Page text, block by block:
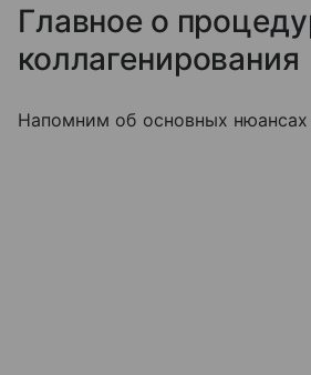
Главное о
коллагенирования
Напомним об основных